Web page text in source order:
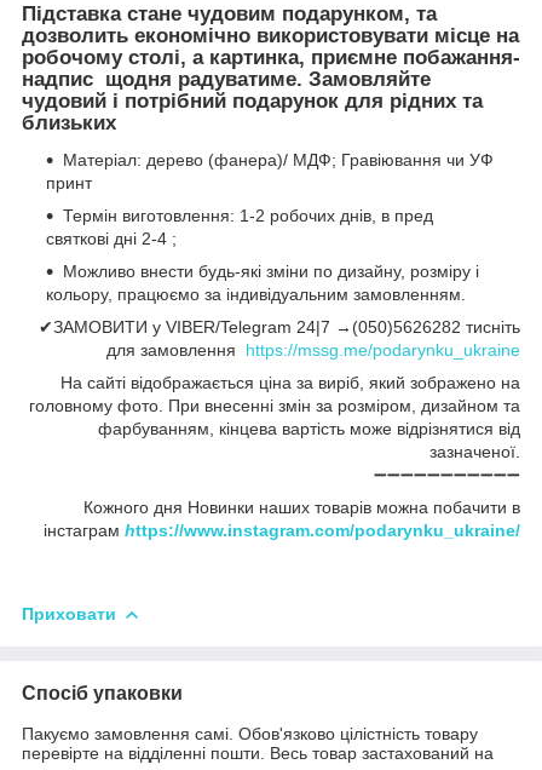
Підставка стане чудовим подарунком, та
дозволить економічно використовувати місце на
робочому столі, а картинка, приємне побажання-
надпис щодня радуватиме. Замовляйте
чудовий і потрібний подарунок для рідних та
близьких
Матеріал: дерево (фанера)/ МДФ; Гравіювання чи УФ
принт
Термін виготовлення: 1-2 робочих днів, в пред
святкові дні 2-4 ;
Можливо внести будь-які зміни по дизайну, розміру і
кольору, працюємо за індивідуальним замовленням.
✔ЗАМОВИТИ у VIBER/Telegram 24|7 →(050)5626282 тисніть
для замовлення https://mssg.me/podarynku_ukraine
На сайті відображається ціна за виріб, який зображено на
головному фото. При внесенні змін за розміром, дизайном та
фарбуванням, кінцева вартість може відрізнятися від
зазначеної.
➖➖➖➖➖➖➖➖➖➖➖
Кожного дня Новинки наших товарів можна побачити в
інстаграм https://www.instagram.com/podarynku_ukraine/
Приховати
Спосіб упаковки
Пакуємо замовлення самі. Обов'язково цілістність товару
перевірте на відділенні пошти. Весь товар застахований на